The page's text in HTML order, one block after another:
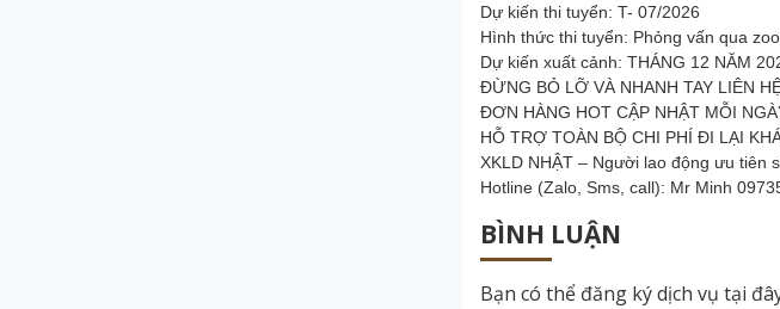
Dự kiến thi tuyển: T- 07/2026
Hình thức thi tuyển: Phỏng vấn qua
Dự kiến xuất cảnh: THÁNG 12 NĂM
ĐỪNG BỎ LỠ VÀ NHANH TAY LIÊN
ĐƠN HÀNG HOT CẬP NHẬT MỖI
HỖ TRỢ TOÀN BỘ CHI PHÍ ĐI LẠI
XKLD NHẬT – Người lao động ưu tiên
Hotline (Zalo, Sms, call): Mr Minh
BÌNH LUẬN
Bạn có thể đăng ký dịch vụ tại